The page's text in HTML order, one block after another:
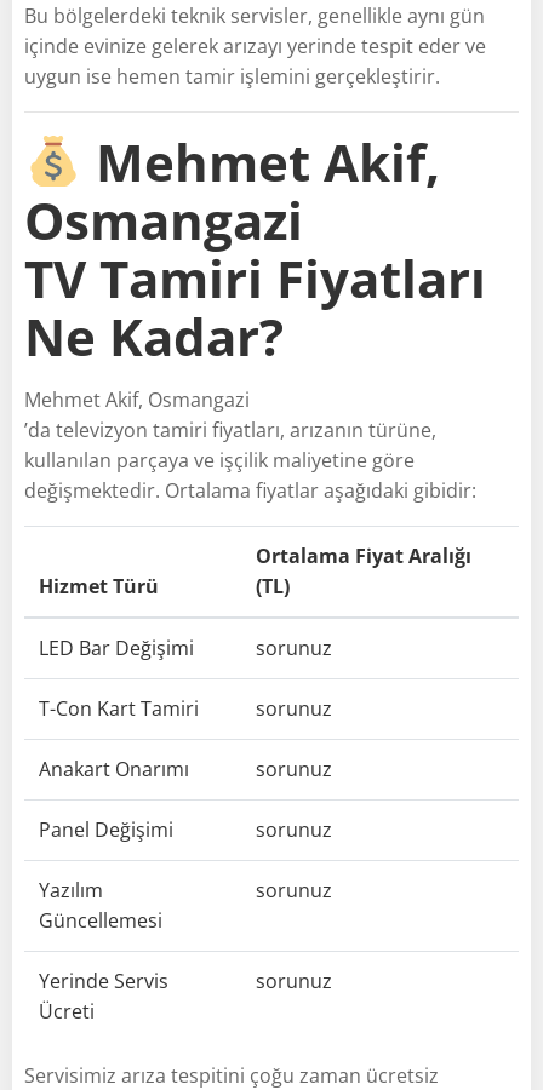
Bu bölgelerdeki teknik servisler, genellikle aynı gün
içinde evinize gelerek arızayı yerinde tespit eder ve
uygun ise hemen tamir işlemini gerçekleştirir.
Mehmet Akif,
Osmangazi
TV Tamiri Fiyatları
Ne Kadar?
Mehmet Akif, Osmangazi
’da televizyon tamiri fiyatları, arızanın türüne,
kullanılan parçaya ve işçilik maliyetine göre
değişmektedir. Ortalama fiyatlar aşağıdaki gibidir:
Hizmet Türü
Ortalama Fiyat Aralığı
(TL)
LED Bar Değişimi sorunuz
T-Con Kart Tamiri sorunuz
Anakart Onarımı sorunuz
Panel Değişimi sorunuz
Yazılım
Güncellemesi
sorunuz
Yerinde Servis
Ücreti
sorunuz
Servisimiz arıza tespitini çoğu zaman ücretsiz